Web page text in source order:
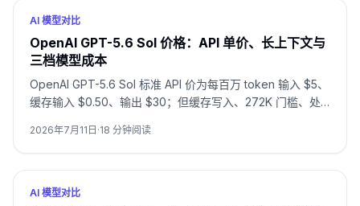
AI 模型对比
OpenAI GPT-5.6 Sol 价格：API 单价、长上下文与
三档模型成本
OpenAI GPT-5.6 Sol 标准 API 价为每百万 token 输入 $5、
缓存输入 $0.50、输出 $30；但缓存写入、272K 门槛、处
2026年7月11日 ·18 分钟阅读
AI 模型对比